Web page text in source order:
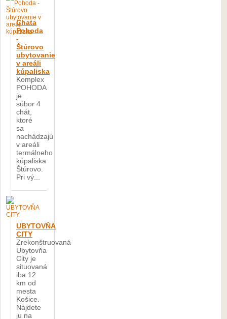
Chata
Pohoda
-
Štúrovo
ubytovanie
v areáli
kúpaliska
Komplex
POHODA
je
súbor 4
chát,
ktoré
sa
nachádzajú
v areáli
termálneho
kúpaliska
Štúrovo.
Pri vý...
UBYTOVŇA
CITY
Zrekonštruovaná
Ubytovňa
City je
situovaná
iba 12
km od
mesta
Košice.
Nájdete
ju na